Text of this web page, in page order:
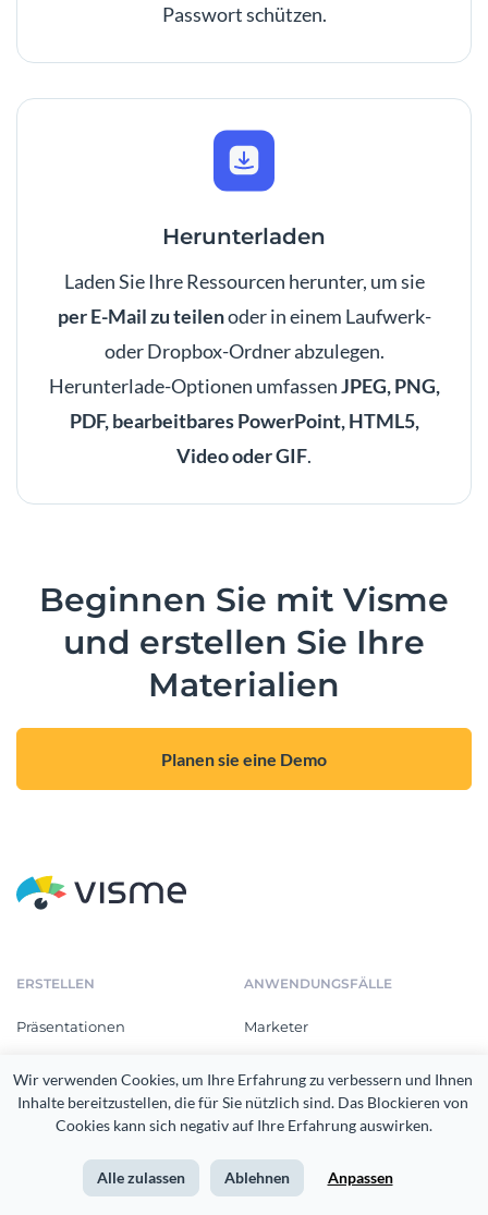
Wir verwenden Cookies, um Ihre Erfahrung zu verbessern und Ihnen
Inhalte bereitzustellen, die für Sie nützlich sind. Das Blockieren von
Cookies kann sich negativ auf Ihre Erfahrung auswirken.
Alle zulassen Ablehnen Anpassen
Passwort schützen.
Herunterladen
Laden Sie Ihre Ressourcen herunter, um sie
per E-Mail zu teilenoder in einem Laufwerk-
oder Dropbox-Ordner abzulegen.
Herunterlade-Optionen umfassenJPEG, PNG,
PDF, bearbeitbares PowerPoint, HTML5,
Video oder GIF.
Beginnen Sie mit Visme
und erstellen Sie Ihre
Materialien
Planen sie eine Demo
ERSTELLEN
Präsentationen
Drucksachen
Grafiken für sozialen Medien
ANWENDUNGSFÄLLE
Marketer
Personalabteilung
Gemeinnützige Gesellschaften